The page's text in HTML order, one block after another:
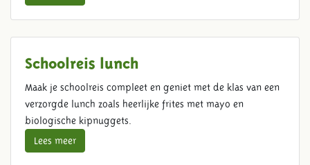
Schoolreis lunch
Maak je schoolreis compleet en geniet met de klas van een
verzorgde lunch zoals heerlijke frites met mayo en
biologische kipnuggets.
Lees meer